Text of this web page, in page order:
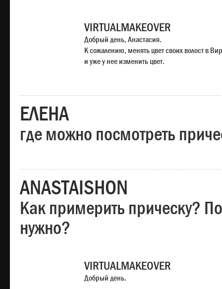
VIRTUALMAKEOVER
Добрый день, Анастасия.
К сожалению, менять цвет своих волост в
и уже у нее изменить цвет.
ЕЛЕНА
где можно посмотреть
ANASTAISHON
Как примерить прическу?
нужно?
VIRTUALMAKEOVER
Добрый день.